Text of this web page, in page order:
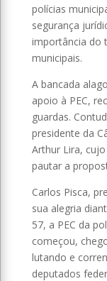
polícias
segurança
importância do
municipais.
A bancada
apoio à PEC,
guardas.
presidente da
Arthur Lira,
pautar a
Carlos Pisca,
sua alegria
57, a PEC da
começou,
lutando e
deputados